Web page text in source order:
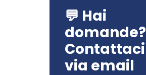
💬 Hai
domande?
Contattaci
via email